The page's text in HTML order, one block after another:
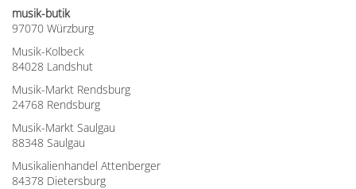
musik-butik
97070 Würzburg
Musik-Kolbeck
84028 Landshut
Musik-Markt Rendsburg
24768 Rendsburg
Musik-Markt Saulgau
88348 Saulgau
Musikalienhandel Attenberger
84378 Dietersburg